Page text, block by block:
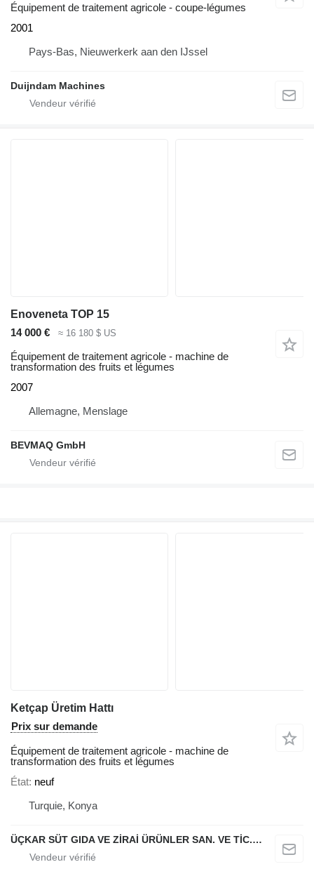
Équipement de traitement agricole - coupe-légumes
2001
Pays-Bas, Nieuwerkerk aan den IJssel
Duijndam Machines
Enoveneta TOP 15
14 000 €
≈ 16 180 $ US
Équipement de traitement agricole - machine de
transformation des fruits et légumes
2007
Allemagne, Menslage
BEVMAQ GmbH
Ketçap Üretim Hattı
Prix sur demande
Équipement de traitement agricole - machine de
transformation des fruits et légumes
État neuf
Turquie, Konya
ÜÇKAR SÜT GIDA VE ZİRAİ ÜRÜNLER SAN. VE TİC. LTD. ŞTİ.